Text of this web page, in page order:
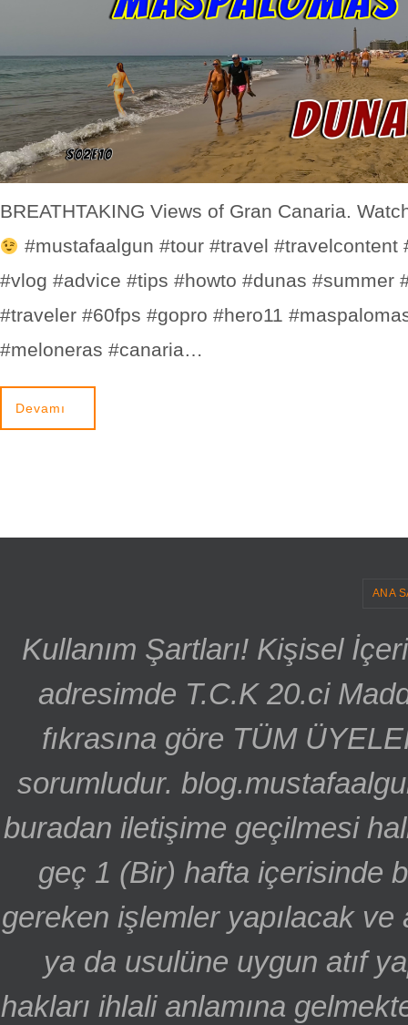
BREATHTAKING Views of Gran Canaria.
#mustafaalgun #tour #travel #travelcontent
#vlog #advice #tips #howto #dunas #summer
#traveler #60fps #gopro #hero11
#meloneras #canaria…
Devamı
ANA
Kullanım Şartları! Kişisel
adresimde T.C.K 20.ci
fıkrasına göre TÜM
sorumludur.
buradan iletişime geçilmesi
geç 1 (Bir) hafta içerisinde
gereken işlemler yapılacak ve
ya da usulüne uygun atıf
hakları ihlali anlamına